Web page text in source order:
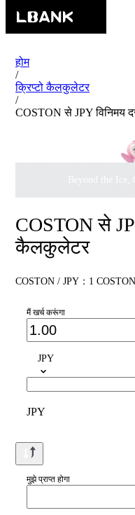
होम
/
क्रिप्टो कैलकुलेटर
/
COSTON से JPY विनिमय
Beyond the
COSTON से
कैलकुलेटर
COSTON / JPY：1
मैं खर्च करूंगा
JPY
JPY
मुझे प्राप्त होगा